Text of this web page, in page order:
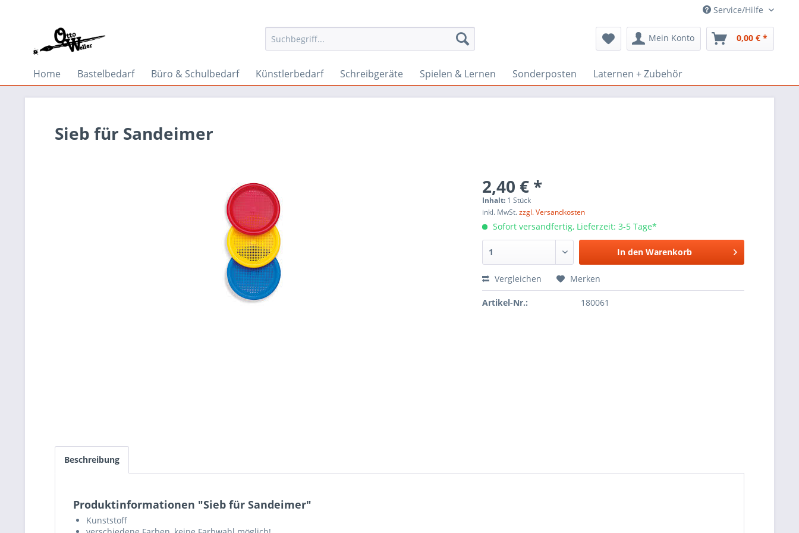
Service/Hilfe
Mein Konto 0,00 € *
Home Bastelbedarf Büro & Schulbedarf Künstlerbedarf Schreibgeräte Spielen & Lernen Sonderposten Laternen + Zubehör
Sieb für Sandeimer
2,40 € *
Inhalt: 1 Stück
inkl. MwSt.zzgl. Versandkosten
Sofort versandfertig, Lieferzeit: 3-5 Tage*
In den Warenkorb
Vergleichen Merken
Artikel-Nr.: 180061
Beschreibung
Produktinformationen "Sieb für Sandeimer"
Kunststoff